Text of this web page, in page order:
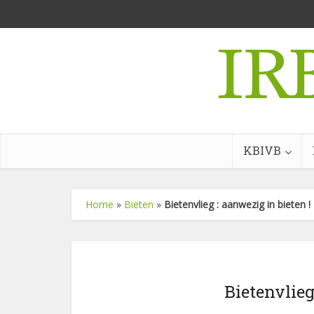
KBIVB
Home » Bieten » Bietenvlieg : aanwezig in bieten !